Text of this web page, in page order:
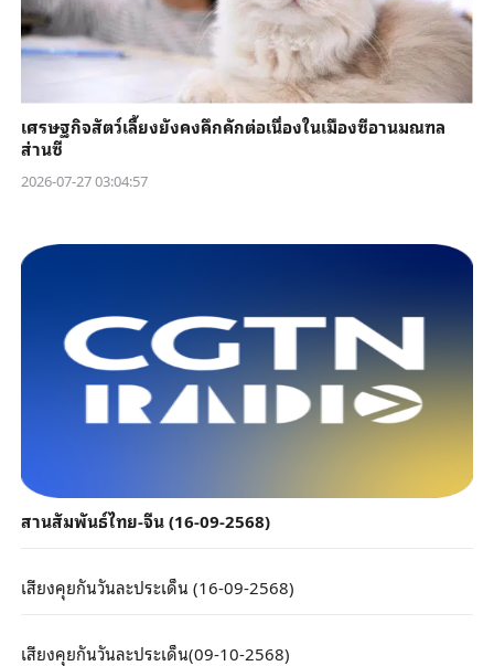
เศรษฐกิจสัตว์เลี้ยงยังคงคึกคักต่อเนื่องในเมืองซีอานมณฑล
ส่านซี
2026-07-27 03:04:57
สานสัมพันธ์ไทย-จีน (16-09-2568)
เสียงคุยกันวันละประเด็น (16-09-2568)
เสียงคุยกันวันละประเด็น(09-10-2568)